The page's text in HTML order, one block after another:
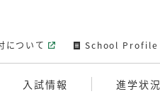
入試情報 進学状況
について School Profile